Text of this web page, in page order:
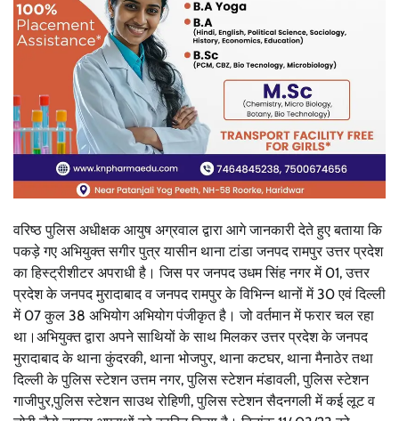
वरिष्ठ पुलिस अधीक्षक आयुष अग्रवाल द्वारा आगे जानकारी देते हुए बताया कि
पकड़े गए अभियुक्त सगीर पुत्र यासीन थाना टांडा जनपद रामपुर उत्तर प्रदेश
का हिस्ट्रीशीटर अपराधी है। जिस पर जनपद उधम सिंह नगर में 01, उत्तर
प्रदेश के जनपद मुरादाबाद व जनपद रामपुर के विभिन्न थानों में 30 एवं दिल्ली
में 07 कुल 38 अभियोग अभियोग पंजीकृत है। जो वर्तमान में फरार चल रहा
था।अभियुक्त द्वारा अपने साथियों के साथ मिलकर उत्तर प्रदेश के जनपद
मुरादाबाद के थाना कुंदरकी, थाना भोजपुर, थाना कटघर, थाना मैनाठेर तथा
दिल्ली के पुलिस स्टेशन उत्तम नगर, पुलिस स्टेशन मंडावली, पुलिस स्टेशन
गाजीपुर,पुलिस स्टेशन साउथ रोहिणी, पुलिस स्टेशन सैदनगली में कई लूट व